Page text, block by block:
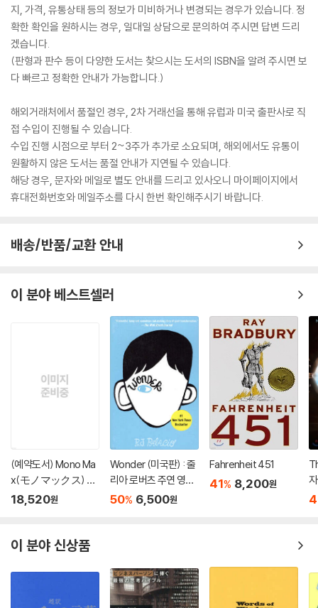
지, 가격, 유통상태 등의 정보가 미비하거나 변경되는 경우가 있습니다. 정
확한 확인을 원하시는 경우, 일대일 상담으로 문의하여 주시면 답변 드리
겠습니다.
(판형과 판수 등이 다양한 도서는 찾으시는 도서의 ISBN을 알려 주시면 보
다 빠르고 정확한 안내가 가능합니다.)
해외거래처에서 품절인 경우, 2차 거래선을 통해 유럽과 미국 출판사로 직
접 수입이 진행될 수 있습니다.
수입 진행 시점으로 부터 2~3주가 추가로 소요되며, 해외에서도 유통이
원활하지 않은 도서는 품절 안내가 지연될 수 있습니다.
해당 경우, 문자와 메일로 별도 안내를 드리고 있사오니 마이페이지에서
휴대전화번호와 메일주소를 다시 한번 확인해주시기 바랍니다.
배송/반품/교환 안내
이 분야 베스트셀러
(예약도서) Mono Ma
x(モノマックス) 20
26年10月號
18,520원
Wonder (미국판) : 줄
리아 로버츠 주연 영화
'원더' 원작 소설
50% 6,500원
Fahrenheit 451
41% 8,200원
자
이 분야 신상품